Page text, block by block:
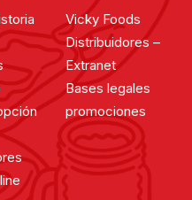
Vicky Foods
Distribuidores –
Extranet
Bases legales
promociones